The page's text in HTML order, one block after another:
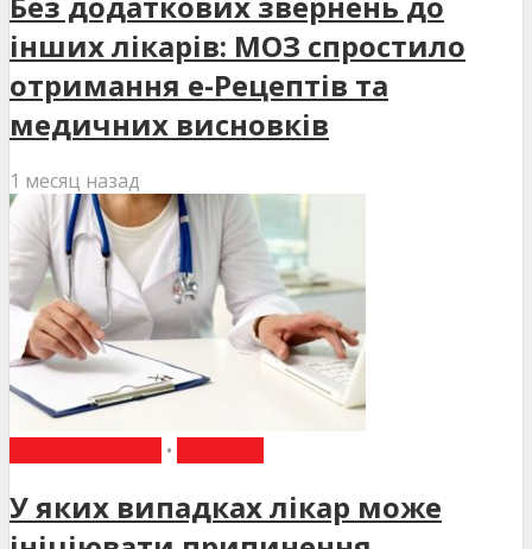
інших лікарів: МОЗ спростило
отримання е-Рецептів та
медичних висновків
1 месяц назад
•
У яких випадках лікар може